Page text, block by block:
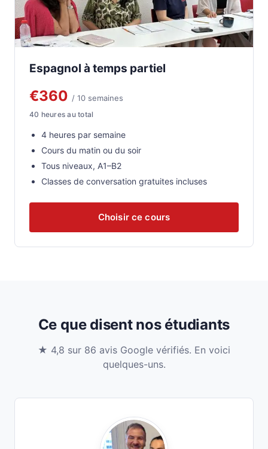
Espagnol à temps partiel
€360 / 10 semaines
40 heures au total
4 heures par semaine
Cours du matin ou du soir
Tous niveaux, A1–B2
Classes de conversation gratuites incluses
Choisir ce cours
Ce que disent nos étudiants
★ 4,8 sur 86 avis Google vérifiés. En voici
quelques-uns.